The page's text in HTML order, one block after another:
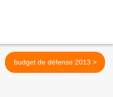
budget de défense 2013 >